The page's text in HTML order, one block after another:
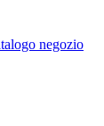
negozio